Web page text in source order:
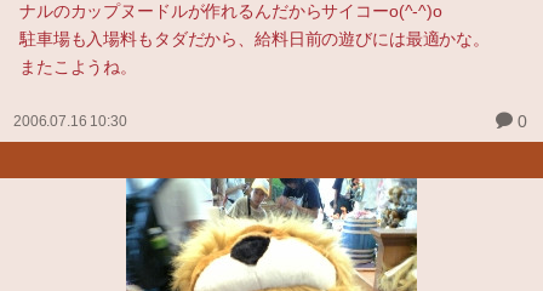
ナルのカップヌードルが作れるんだからサイコーo(^-^)o
駐車場も入場料もタダだから、給料日前の遊びには最適かな。
またこようね。
2006.07.16 10:30 0